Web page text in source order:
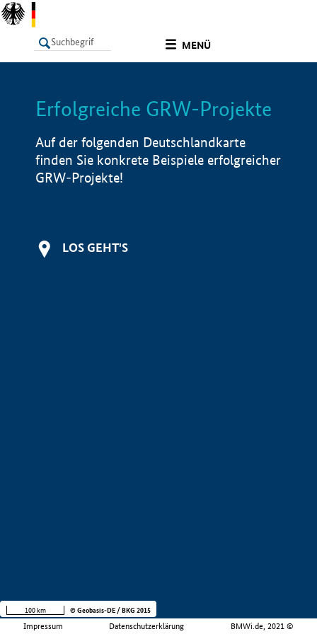
MENÜ
LISTE Info
Erfolgreiche GRW-Projekte
Auf der folgenden Deutschlandkarte
finden Sie konkrete Beispiele erfolgreicher
GRW-Projekte!
LOS GEHT'S
Impressum Datenschutzerklärung BMWi.de, 2021 ©
100 km © Geobasis-DE / BKG 2015